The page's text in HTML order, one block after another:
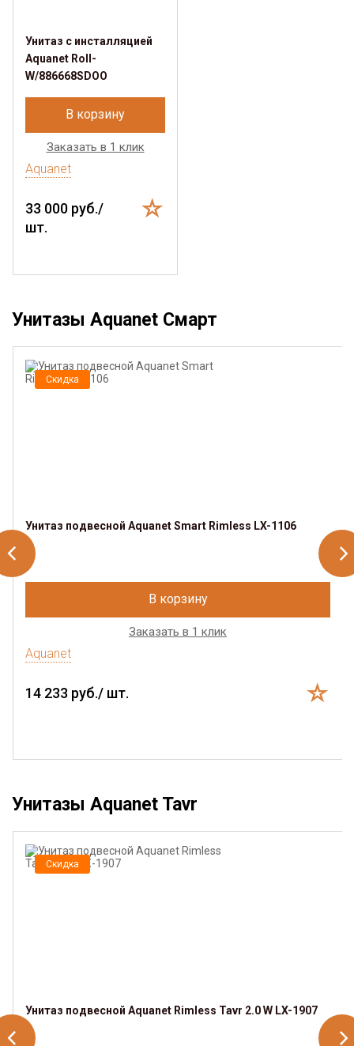
Унитаз с инсталляцией
Aquanet Roll-
W/886668SDOO
В корзину
Заказать в 1 клик
Aquanet
33 000 руб./
шт.
Унитазы Aquanet Смарт
Скидка
Унитаз подвесной Aquanet Smart Rimless LX-1106
В корзину
Заказать в 1 клик
Aquanet
14 233 руб./ шт.
Унитазы Aquanet Tavr
Скидка
Унитаз подвесной Aquanet Rimless Tavr 2.0 W LX-1907